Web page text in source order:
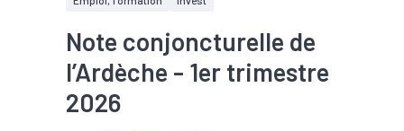
Note conjoncturelle de
l’Ardèche - 1er trimestre
2026